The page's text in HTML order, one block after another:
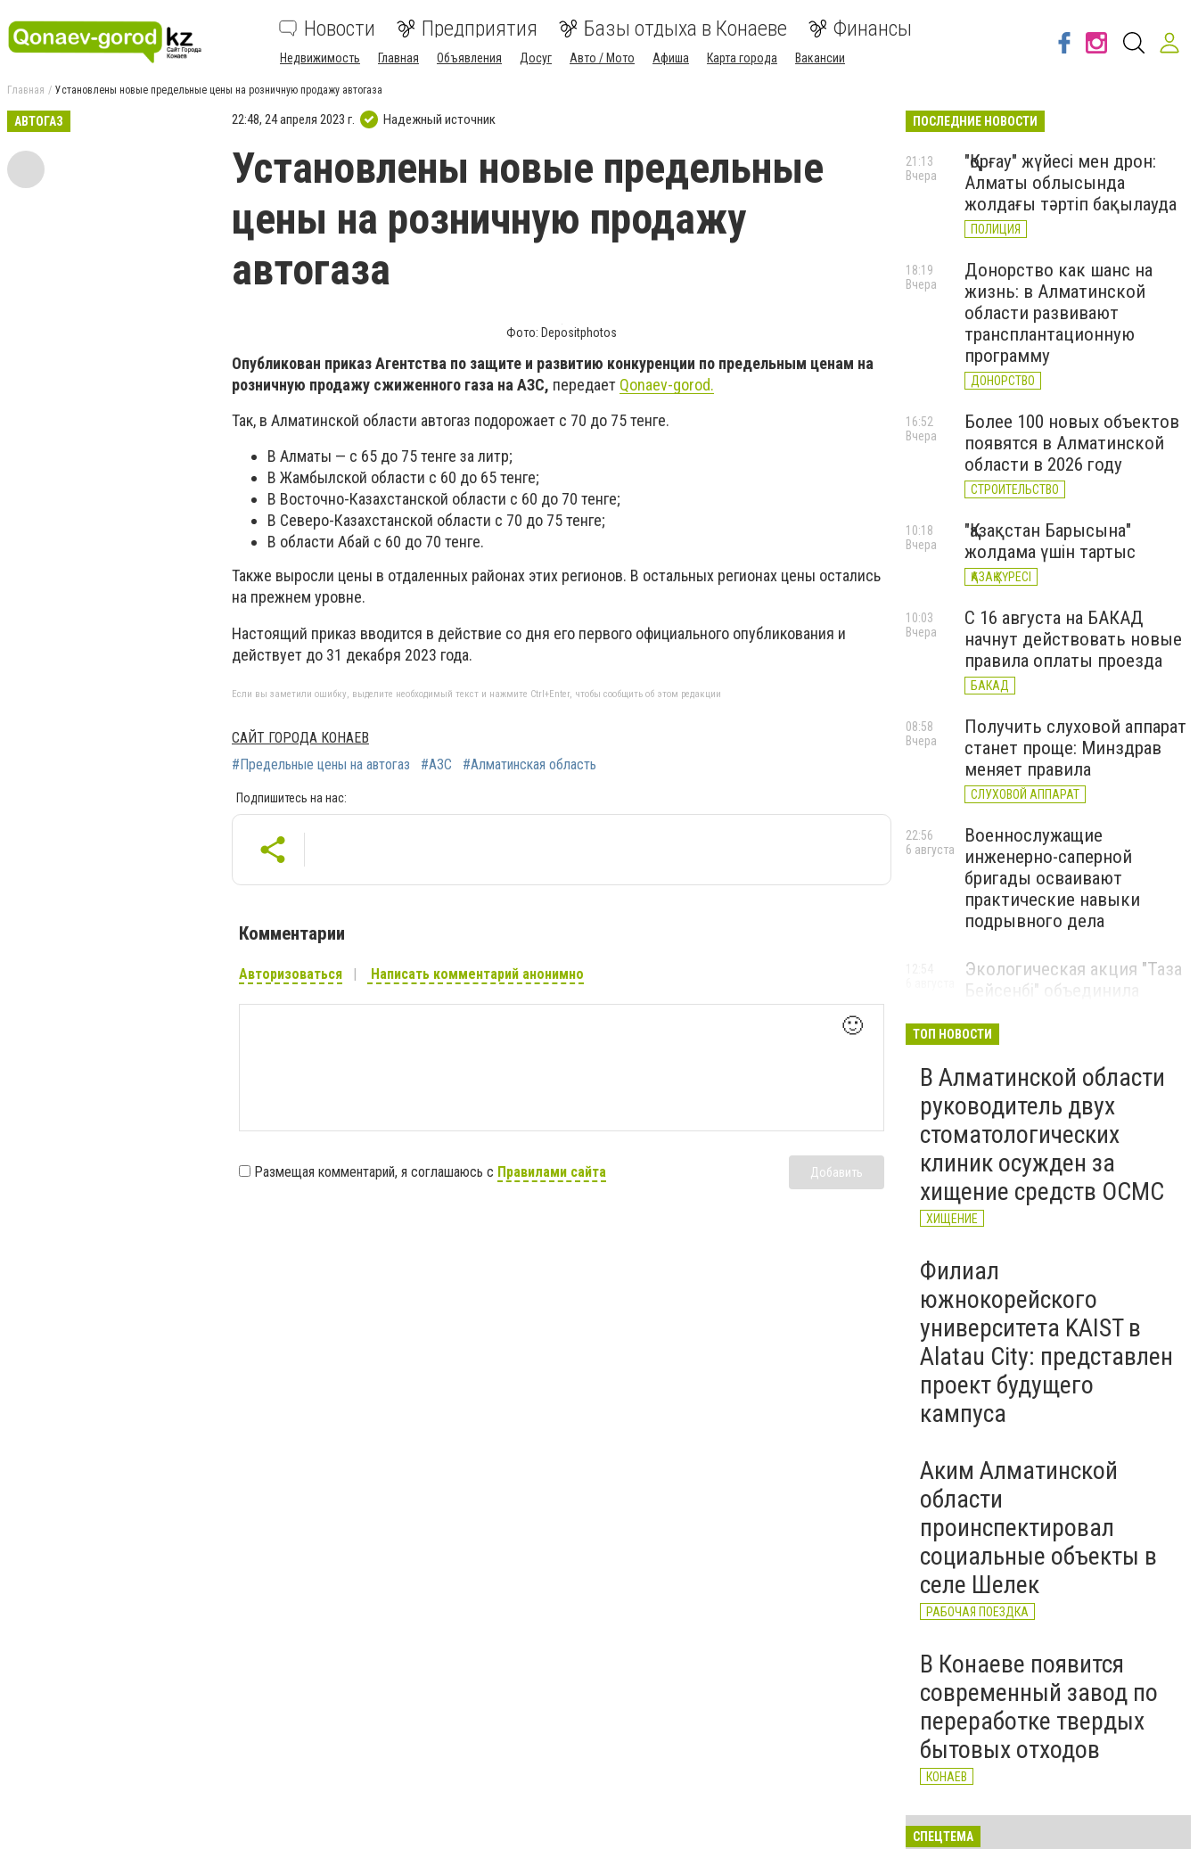
Новости Предприятия Базы отдыха в Конаеве Финансы
Недвижимость Главная Объявления Досуг Авто / Мото Афиша Карта города Вакансии
Главная Установлены новые предельные цены на розничную продажу автогаза
АВТОГАЗ 22:48, 24 апреля 2023 г. Надежный источник
Установлены новые предельные
цены на розничную продажу
автогаза
Фото: Depositphotos
Опубликован приказ Агентства по защите и развитию конкуренции по предельным ценам на
розничную продажу сжиженного газа на АЗС, передает Qonaev-gorod.
Так, в Алматинской области автогаз подорожает с 70 до 75 тенге.
В Алматы — с 65 до 75 тенге за литр;
В Жамбылской области с 60 до 65 тенге;
В Восточно-Казахстанской области с 60 до 70 тенге;
В Северо-Казахстанской области с 70 до 75 тенге;
В области Абай с 60 до 70 тенге.
Также выросли цены в отдаленных районах этих регионов. В остальных регионах цены остались
на прежнем уровне.
Настоящий приказ вводится в действие со дня его первого официального опубликования и
действует до 31 декабря 2023 года.
Если вы заметили ошибку, выделите необходимый текст и нажмите Ctrl+Enter, чтобы сообщить об этом редакции
САЙТ ГОРОДА КОНАЕВ
#Предельные цены на автогаз
#АЗС #Алматинская область
Подпишитесь на нас:
Комментарии
Авторизоваться Написать комментарий анонимно
🙂
Размещая комментарий, я соглашаюсь с Правилами сайта Добавить
ПОСЛЕДНИЕ НОВОСТИ
"Қорғау" жүйесі мен дрон:
Алматы облысында
жолдағы тәртіп бақылауда
ПОЛИЦИЯ
21:13
Вчера
Донорство как шанс на
жизнь: в Алматинской
области развивают
трансплантационную
программу
ДОНОРСТВО
18:19
Вчера
Более 100 новых объектов
появятся в Алматинской
области в 2026 году
СТРОИТЕЛЬСТВО
16:52
Вчера
"Қазақстан Барысына"
жолдама үшін тартыс
ҚАЗАҚ КҮРЕСІ
10:18
Вчера
С 16 августа на БАКАД
начнут действовать новые
правила оплаты проезда
БАКАД
10:03
Вчера
Получить слуховой аппарат
станет проще: Минздрав
меняет правила
СЛУХОВОЙ АППАРАТ
08:58
Вчера
Военнослужащие
инженерно-саперной
бригады осваивают
практические навыки
подрывного дела
22:56
6 августа
Экологическая акция "Таза
Бейсенбі" объединила
Алматинской области
ТОП НОВОСТИ
В Алматинской области
руководитель двух
стоматологических
клиник осужден за
хищение средств ОСМС
ХИЩЕНИЕ
Филиал
южнокорейского
университета KAIST в
Alatau City: представлен
проект будущего
кампуса
Аким Алматинской
области
проинспектировал
социальные объекты в
селе Шелек
РАБОЧАЯ ПОЕЗДКА
В Конаеве появится
современный завод по
переработке твердых
бытовых отходов
КОНАЕВ
СПЕЦТЕМА